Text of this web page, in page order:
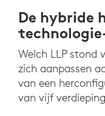
De hybride
Welch LLP stond
zich aanpassen
van een
van vijf